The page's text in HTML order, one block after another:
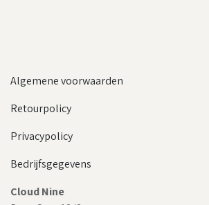
Algemene voorwaarden
Retourpolicy
Privacypolicy
Bedrijfsgegevens
Cloud Nine